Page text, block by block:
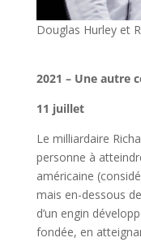
Douglas Hurley et
2021 – Une autre
11 juillet
Le milliardaire
personne à
américaine
mais en-dessous
d’un engin
fondée, en